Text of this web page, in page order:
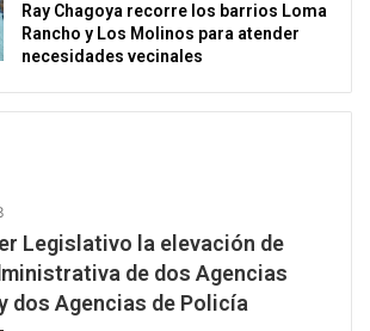
Ray Chagoya recorre los barrios Loma
Rancho y Los Molinos para atender
necesidades vecinales
Legislativo la elevación de
de dos Agencias
dos Agencias de Policía